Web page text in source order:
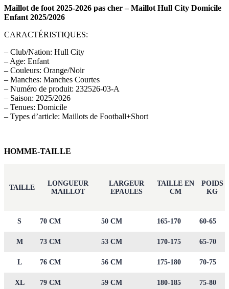
Maillot de foot 2025-2026 pas cher – Maillot Hull City Domicile
Enfant 2025/2026
CARACTÉRISTIQUES:
– Club/Nation: Hull City
– Age: Enfant
– Couleurs: Orange/Noir
– Manches: Manches Courtes
– Numéro de produit: 232526-03-A
– Saison: 2025/2026
– Tenues: Domicile
– Types d’article: Maillots de Football+Short
HOMME-TAILLE
TAILLE
LONGUEUR
MAILLOT
LARGEUR
EPAULES
TAILLE EN
CM
POIDS
KG
S 70 CM 50 CM 165-170 60-65
M 73 CM 53 CM 170-175 65-70
L 76 CM 56 CM 175-180 70-75
XL 79 CM 59 CM 180-185 75-80